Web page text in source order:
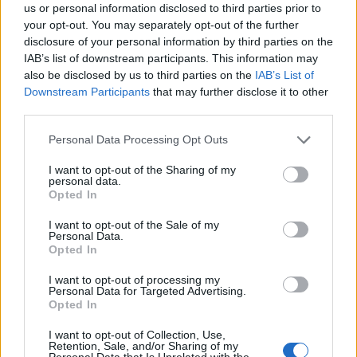
us or personal information disclosed to third parties prior to
your opt-out. You may separately opt-out of the further
disclosure of your personal information by third parties on the
IAB’s list of downstream participants. This information may
also be disclosed by us to third parties on the IAB’s List of
Downstream Participants that may further disclose it to other
Personal Data Processing Opt Outs
I want to opt-out of the Sharing of my
personal data.
Opted In
I want to opt-out of the Sale of my
Personal Data.
Opted In
I want to opt-out of processing my
Personal Data for Targeted Advertising.
Opted In
I want to opt-out of Collection, Use,
Retention, Sale, and/or Sharing of my
Dinamo rindërtohet gjatë
verës, afrimet dhe
largimet që kanë
formësuar ekipin e Dajës
Real Madridi shqyrton tre
yje të mesfushës pas
dështimit me Rodrin
Liverpooli surprizon në
merkato, arrin akord për
huazimin e Ronald
Araujos
alternativën për Alvarez,
Flick bind Mikautadzen
“Camp Nou